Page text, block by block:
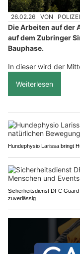
26.02.26 VON
Die Arbeiten auf der
auf dem Zubringer
Bauphase.
In dieser wird der
Weiterlesen
Hundephysio Larissa bringt
Sicherheitsdienst DFC
zuverlässig